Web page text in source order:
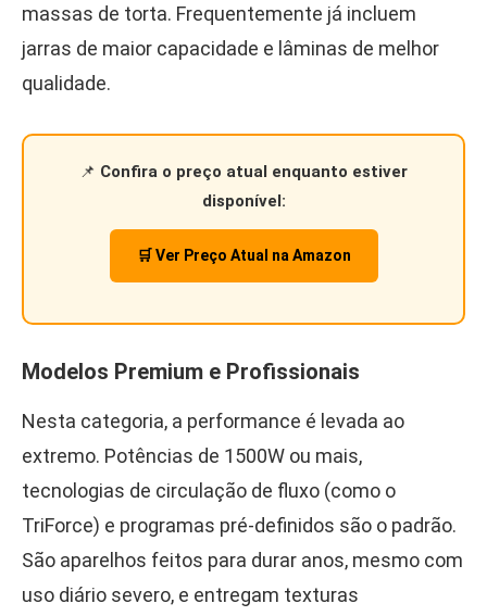
massas de torta. Frequentemente já incluem
jarras de maior capacidade e lâminas de melhor
qualidade.
📌 Confira o preço atual enquanto estiver
disponível:
🛒 Ver Preço Atual na Amazon
Modelos Premium e Profissionais
Nesta categoria, a performance é levada ao
extremo. Potências de 1500W ou mais,
tecnologias de circulação de fluxo (como o
TriForce) e programas pré-definidos são o padrão.
São aparelhos feitos para durar anos, mesmo com
uso diário severo, e entregam texturas